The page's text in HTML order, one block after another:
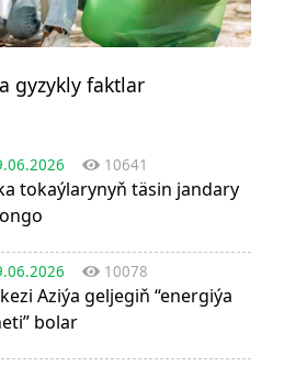
gyzykly faktlar
10641
tokaýlarynyň täsin jandary
10078
Aziýa geljegiň “energiýa
bolar